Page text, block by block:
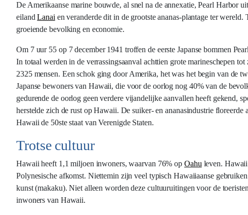
De Amerikaanse marine bouwde, al snel na de annexatie, Pearl Harbor
eilandLanai en veranderde dit in de grootste ananas-plantage ter
groeiende bevolking en economie.
Om 7 uur 55 op 7 december 1941 troffen de eerste Japanse bommen
In totaal werden in de verrassingsaanval achttien grote marineschepen
2325 mensen. Een schok ging door Amerika, het was het begin van de
Japanse bewoners van Hawaii, die voor de oorlog nog 40% van de
gedurende de oorlog geen verdere vijandelijke aanvallen heeft gekend,
herstelde zich de rust op Hawaii. De suiker- en ananasindustrie
Hawaii de 50ste staat van Verenigde Staten.
Trotse cultuur
Hawaii heeft 1,1 miljoen inwoners, waarvan 76% op Oahu leven.
Polynesische afkomst. Niettemin zijn veel typisch Hawaiiaanse
kunst (makaku). Niet alleen worden deze cultuuruitingen voor de
inwoners van Hawaii.